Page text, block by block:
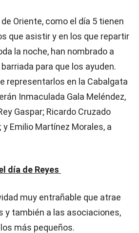
Oriente, como el día 5 tienen
que asistir y en los que repartir
la noche, han nombrado a
para que los ayuden.
representarlos en la Cabalgata
Inmaculada Gala Meléndez,
Gaspar; Ricardo Cruzado
y Emilio Martínez Morales, a
día de Reyes
muy entrañable que atrae
y también a las asociaciones,
más pequeños.